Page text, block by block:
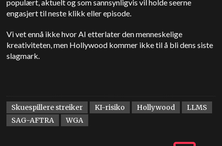
populært, aktuelt og som sannsynligvis vil holde seerne
engasjert til neste klikk eller episode.
Vi vet ennå ikke hvor AI etterlater den menneskelige
kreativiteten, men Hollywood kommer ikke til å bli dens siste
slagmark.
Skuespillere streiker KI-risiko Hollywood
LLMS
SAG-AFTRA
WGA